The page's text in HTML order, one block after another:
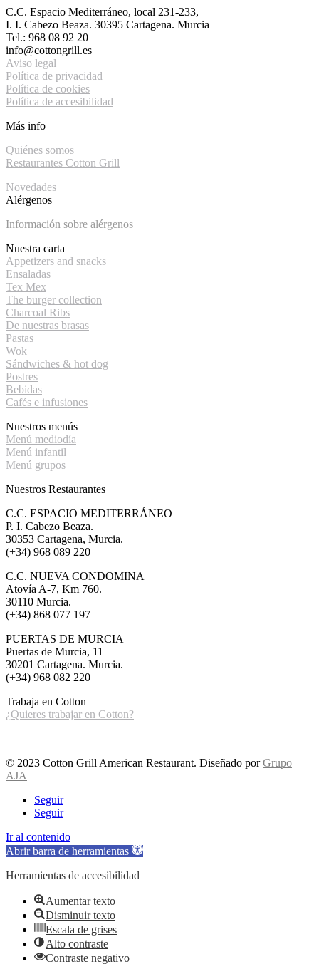
C.C. Espacio Mediterráneo, local 231-233,
I. I. Cabezo Beaza. 30395 Cartagena. Murcia
Tel.: 968 08 92 20
info@cottongrill.es
Aviso legal
Política de privacidad
Política de cookies
Política de accesibilidad
Más info
Quiénes somos
Restaurantes Cotton Grill
Novedades
Alérgenos
Información sobre alérgenos
Nuestra carta
Appetizers and snacks
Ensaladas
Tex Mex
The burger collection
Charcoal Ribs
De nuestras brasas
Pastas
Wok
Sándwiches & hot dog
Postres
Bebidas
Cafés e infusiones
Nuestros menús
Menú mediodía
Menú infantil
Menú grupos
Nuestros Restaurantes
C.C. ESPACIO MEDITERRÁNEO
P. I. Cabezo Beaza.
30353 Cartagena, Murcia.
(+34) 968 089 220
C.C. NUEVA CONDOMINA
Atovía A-7, Km 760.
30110 Murcia.
(+34) 868 077 197
PUERTAS DE MURCIA
Puertas de Murcia, 11
30201 Cartagena. Murcia.
(+34) 968 082 220
Trabaja en Cotton
¿Quieres trabajar en Cotton?
© 2023 Cotton Grill American Restaurant. Diseñado porGrupo
AJA
Seguir
Seguir
Ir al contenido
Abrir barra de herramientas
Herramientas de accesibilidad
Aumentar texto
Disminuir texto
Escala de grises
Alto contraste
Contraste negativo